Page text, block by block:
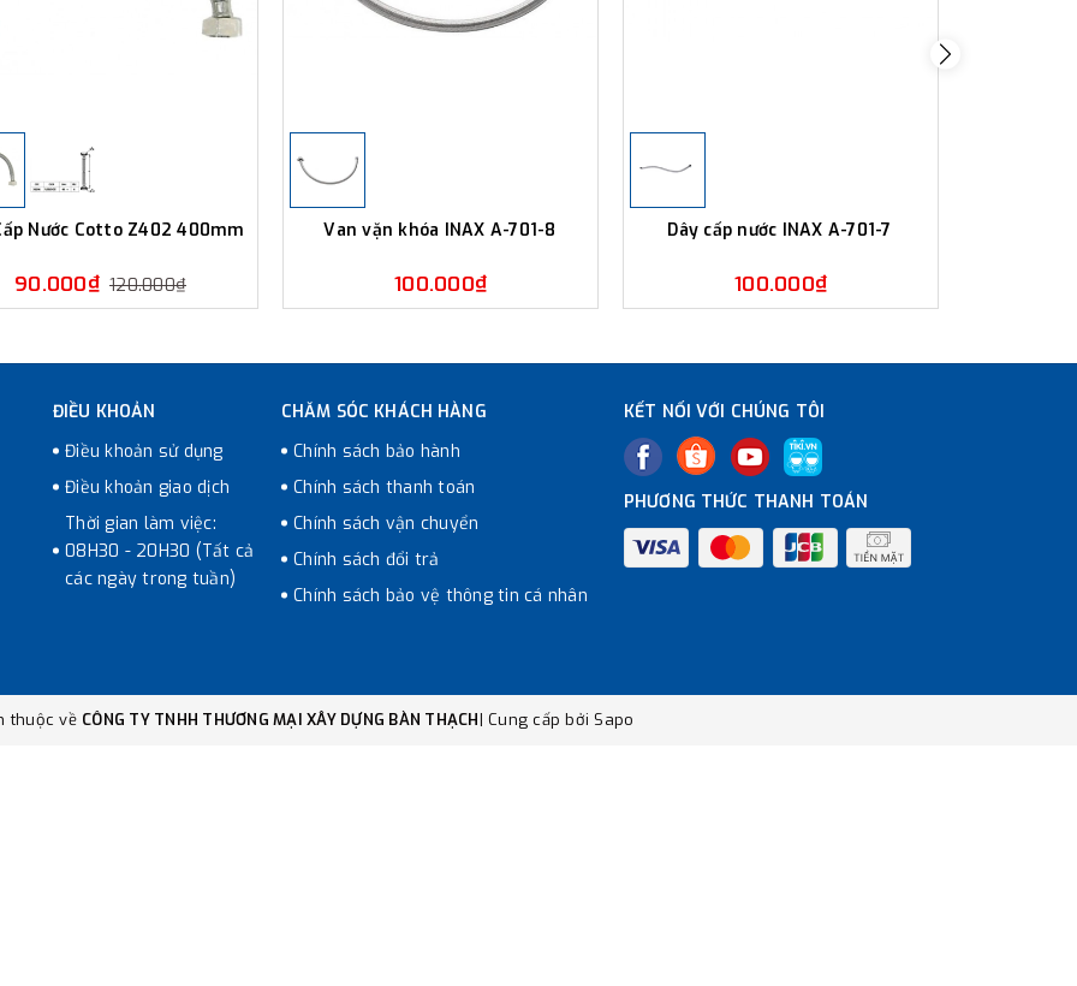
Nước Cotto Z402 400mm
90.000₫ 120.000₫
Van vặn khóa INAX A-701-8
100.000₫
Dây cấp nước INAX A-701-7
100.000₫
ĐIỀU KHOẢN
Điều khoản sử dụng
Điều khoản giao dịch
Thời gian làm việc:
08H30 - 20H30 (Tất cả
các ngày trong tuần)
CHĂM SÓC KHÁCH HÀNG
Chính sách bảo hành
Chính sách thanh toán
Chính sách vận chuyển
Chính sách đổi trả
Chính sách bảo vệ thông tin cá nhân
KẾT NỐI VỚI CHÚNG TÔI
PHƯƠNG THỨC THANH TOÁN
thuộc về CÔNG TY TNHH THƯƠNG MẠI XÂY DỰNG BÀN THẠCH| Cung cấp bởi Sapo